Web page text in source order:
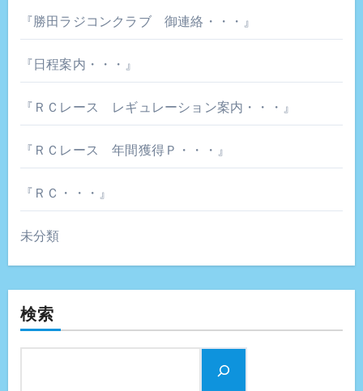
『勝田ラジコンクラブ 御連絡・・・』
『日程案内・・・』
『ＲＣレース レギュレーション案内・・・』
『ＲＣレース 年間獲得Ｐ・・・』
『ＲＣ・・・』
未分類
検索